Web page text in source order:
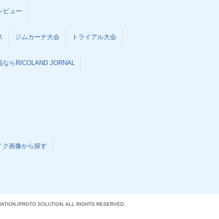
ビュー
ジムカーナ大会 トライアル大会
ならRICOLAND JORNAL
ク画像から探す
PROTO SOLUTION. ALL RIGHTS RESERVED.